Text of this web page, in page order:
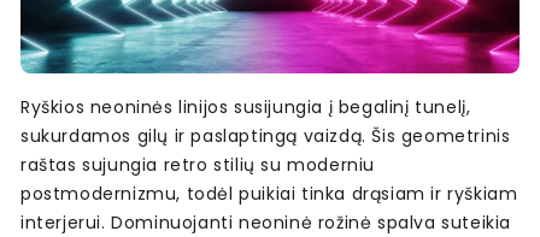
Ryškios neoninės linijos susijungia į begalinį tunelį,
sukurdamos gilų ir paslaptingą vaizdą. Šis geometrinis
raštas sujungia retro stilių su moderniu
postmodernizmu, todėl puikiai tinka drąsiam ir ryškiam
interjerui. Dominuojanti neoninė rožinė spalva suteikia